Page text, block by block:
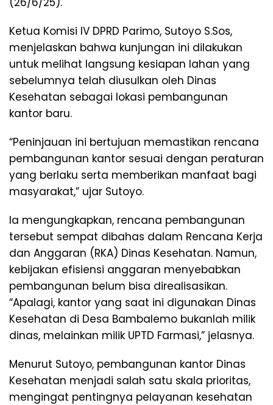
Ketua Komisi IV DPRD Parimo, Sutoyo S.Sos,
menjelaskan bahwa kunjungan ini dilakukan
untuk melihat langsung kesiapan lahan yang
sebelumnya telah diusulkan oleh Dinas
Kesehatan sebagai lokasi pembangunan
kantor baru.
“Peninjauan ini bertujuan memastikan rencana
pembangunan kantor sesuai dengan peraturan
yang berlaku serta memberikan manfaat bagi
masyarakat,” ujar Sutoyo.
Ia mengungkapkan, rencana pembangunan
tersebut sempat dibahas dalam Rencana Kerja
dan Anggaran (RKA) Dinas Kesehatan. Namun,
kebijakan efisiensi anggaran menyebabkan
pembangunan belum bisa direalisasikan.
“Apalagi, kantor yang saat ini digunakan Dinas
Kesehatan di Desa Bambalemo bukanlah milik
dinas, melainkan milik UPTD Farmasi,” jelasnya.
Menurut Sutoyo, pembangunan kantor Dinas
Kesehatan menjadi salah satu skala prioritas,
mengingat pentingnya pelayanan kesehatan